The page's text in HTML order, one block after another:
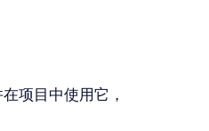
项目中使用它，